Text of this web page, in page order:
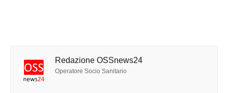
Redazione OSSnews24
Operatore Socio Sanitario